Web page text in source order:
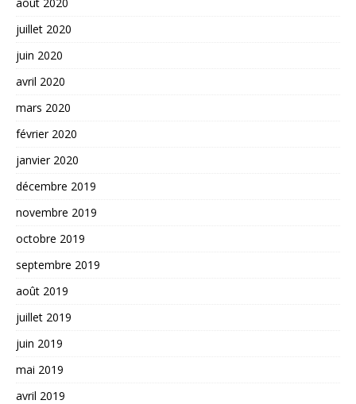
juillet 2020
juin 2020
avril 2020
mars 2020
février 2020
janvier 2020
décembre 2019
novembre 2019
octobre 2019
septembre 2019
août 2019
juillet 2019
juin 2019
mai 2019
avril 2019